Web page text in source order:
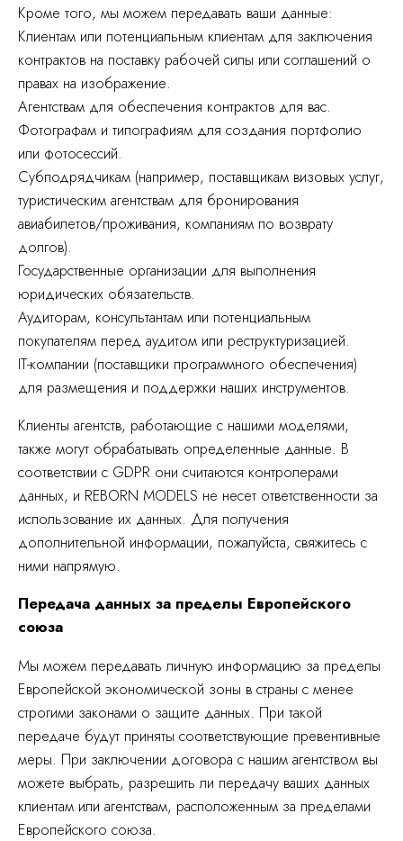
Кроме того, мы можем передавать ваши данные:
Клиентам или потенциальным клиентам для заключения
контрактов на поставку рабочей силы или соглашений о
правах на изображение.
Агентствам для обеспечения контрактов для вас.
Фотографам и типографиям для создания портфолио
или фотосессий.
Субподрядчикам (например, поставщикам визовых услуг,
туристическим агентствам для бронирования
авиабилетов/проживания, компаниям по возврату
долгов).
Государственные организации для выполнения
юридических обязательств.
Аудиторам, консультантам или потенциальным
покупателям перед аудитом или реструктуризацией.
IT-компании (поставщики программного обеспечения)
для размещения и поддержки наших инструментов.
Клиенты агентств, работающие с нашими моделями,
также могут обрабатывать определенные данные. В
соответствии с GDPR они считаются контролерами
данных, и REBORN MODELS не несет ответственности за
использование их данных. Для получения
дополнительной информации, пожалуйста, свяжитесь с
ними напрямую.
Передача данных за пределы Европейского
союза
Мы можем передавать личную информацию за пределы
Европейской экономической зоны в страны с менее
строгими законами о защите данных. При такой
передаче будут приняты соответствующие превентивные
меры. При заключении договора с нашим агентством вы
можете выбрать, разрешить ли передачу ваших данных
клиентам или агентствам, расположенным за пределами
Европейского союза.